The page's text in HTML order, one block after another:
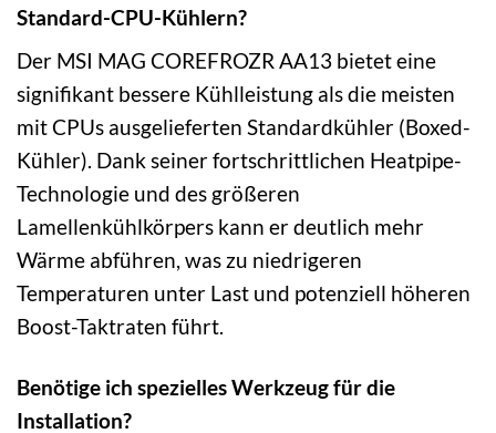
Standard-CPU-Kühlern?
Der MSI MAG COREFROZR AA13 bietet eine
signifikant bessere Kühlleistung als die meisten
mit CPUs ausgelieferten Standardkühler (Boxed-
Kühler). Dank seiner fortschrittlichen Heatpipe-
Technologie und des größeren
Lamellenkühlkörpers kann er deutlich mehr
Wärme abführen, was zu niedrigeren
Temperaturen unter Last und potenziell höheren
Boost-Taktraten führt.
Benötige ich spezielles Werkzeug für die
Installation?